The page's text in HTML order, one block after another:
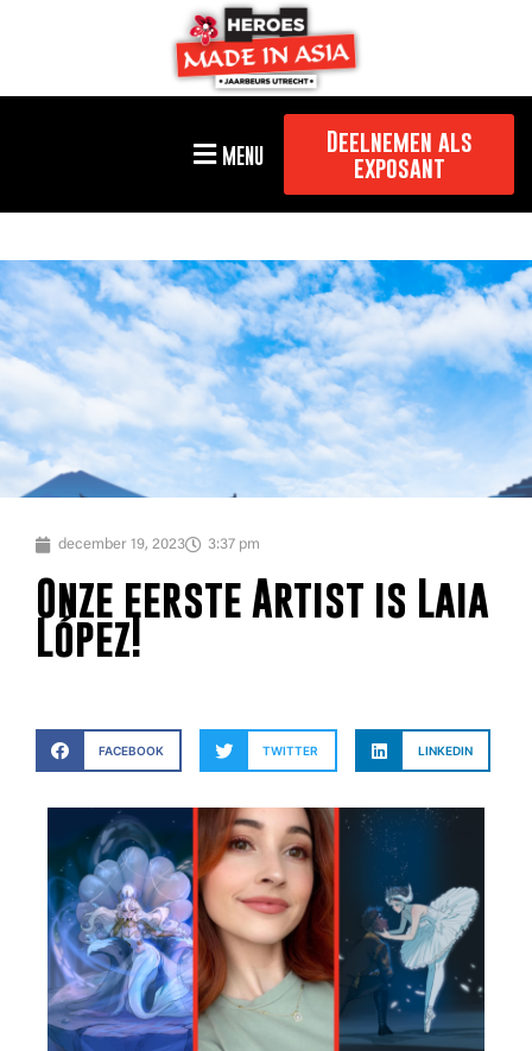
MENU
Deelnemen als
exposant
december 19, 2023 3:37 pm
Onze eerste Artist is Laia
López!
FACEBOOK TWITTER LINKEDIN